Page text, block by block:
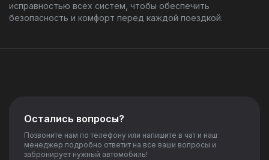
исправностью всех систем, чтобы обеспечить
безопасность и комфорт перед каждой поездкой.
Остались вопросы?
Позвоните нам по телефону или напишите в чат и наш
менеджер подробно ответит на все ваши вопросы и
забронирует нужный автомобиль!